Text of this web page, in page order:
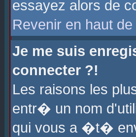
essayez alors de
Revenir en haut de
Je me suis
connecter ?!
Les raisons les
entr� un nom
qui vous a �t�